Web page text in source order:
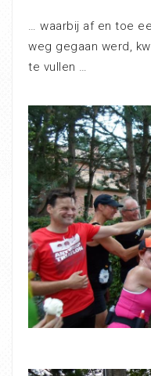
… waarbij af en toe
weg gegaan werd,
te vullen …